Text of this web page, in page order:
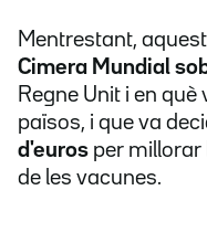
Mentrestant,
Cimera Mundial
Regne Unit i en
països, i que va
d'euros per millorar
de les vacunes.